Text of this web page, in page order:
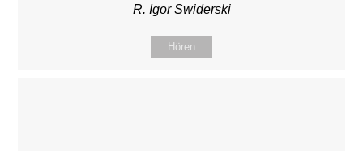
R. Igor Swiderski
Hören